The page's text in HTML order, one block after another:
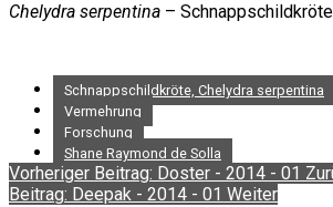
Chelydra serpentina – Schnappschildkröte
Schnappschildkröte, Chelydra serpentina
Vermehrung
Forschung
Shane Raymond de Solla
Vorheriger Beitrag: Doster - 2014 - 01
Beitrag: Deepak - 2014 - 01 Weiter